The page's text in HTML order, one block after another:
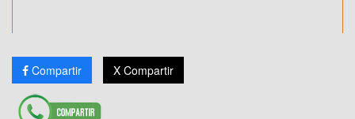
Compartir X Compartir